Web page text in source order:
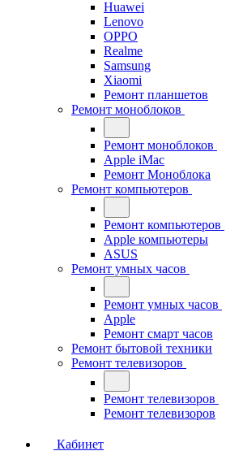
Huawei
Lenovo
OPPO
Realme
Samsung
Xiaomi
Ремонт планшетов
Ремонт моноблоков
Ремонт моноблоков
Apple iMac
Ремонт Моноблока
Ремонт компьютеров
Ремонт компьютеров
Apple компьютеры
ASUS
Ремонт умных часов
Ремонт умных часов
Apple
Ремонт смарт часов
Ремонт бытовой техники
Ремонт телевизоров
Ремонт телевизоров
Ремонт телевизоров
Кабинет